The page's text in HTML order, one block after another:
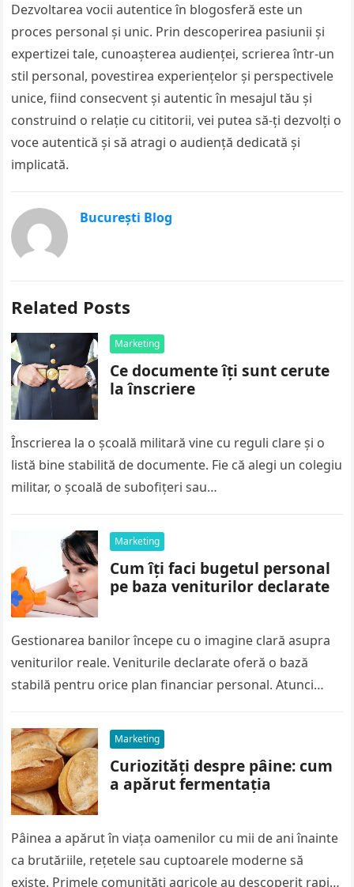
Dezvoltarea vocii autentice în blogosferă este un
proces personal și unic. Prin descoperirea pasiunii și
expertizei tale, cunoașterea audienței, scrierea într-un
stil personal, povestirea experiențelor și perspectivele
unice, fiind consecvent și autentic în mesajul tău și
construind o relație cu cititorii, vei putea să-ți dezvolți o
voce autentică și să atragi o audiență dedicată și
implicată.
București Blog
Related Posts
Marketing
Ce documente îți sunt cerute
la înscriere
Înscrierea la o școală militară vine cu reguli clare și o
listă bine stabilită de documente. Fie că alegi un colegiu
militar, o școală de subofițeri sau…
Marketing
Cum îți faci bugetul personal
pe baza veniturilor declarate
Gestionarea banilor începe cu o imagine clară asupra
veniturilor reale. Veniturile declarate oferă o bază
stabilă pentru orice plan financiar personal. Atunci
Marketing
Curiozități despre pâine: cum
a apărut fermentația
Pâinea a apărut în viața oamenilor cu mii de ani înainte
ca brutăriile, rețetele sau cuptoarele moderne să
existe. Primele comunități agricole au descoperit rapid